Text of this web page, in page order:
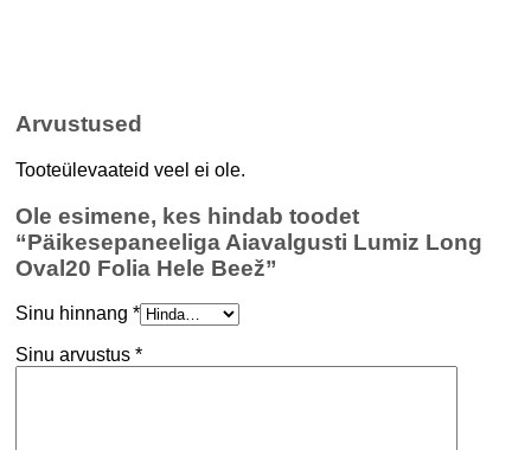
Arvustused
Tooteülevaateid veel ei ole.
Ole esimene, kes hindab toodet
“Päikesepaneeliga Aiavalgusti Lumiz Long
Oval20 Folia Hele Beež”
Sinu hinnang *
Sinu arvustus *